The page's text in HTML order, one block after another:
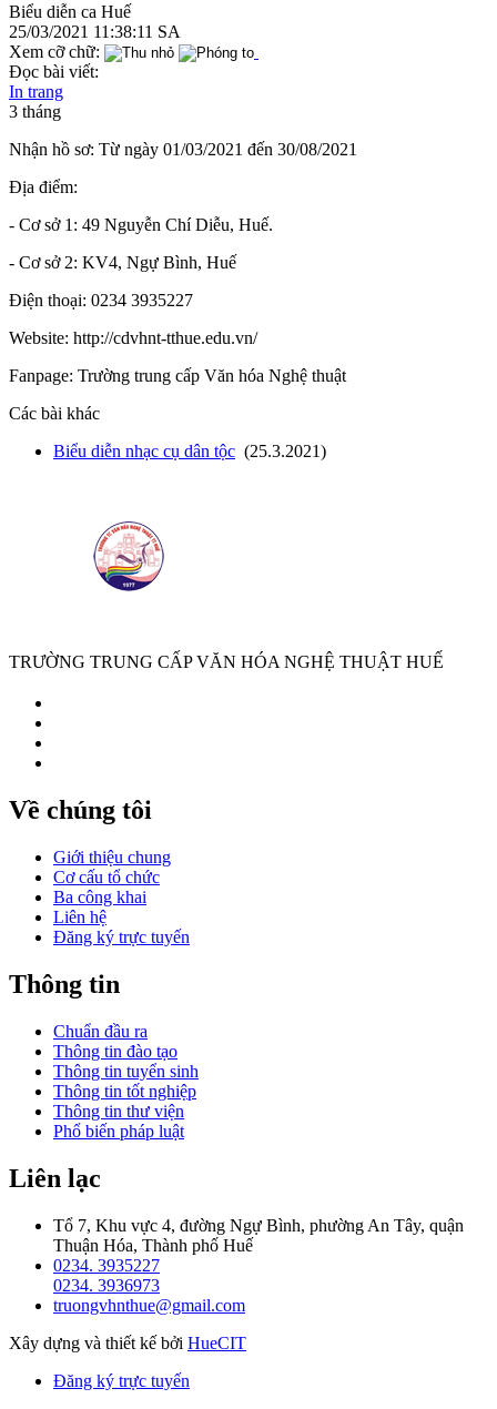
Biểu diễn ca Huế
25/03/2021 11:38:11 SA
Xem cỡ chữ:
Đọc bài viết:
In trang
3 tháng
Nhận hồ sơ: Từ ngày 01/03/2021 đến 30/08/2021
Địa điểm:
- Cơ sở 1: 49 Nguyễn Chí Diễu, Huế.
- Cơ sở 2: KV4, Ngự Bình, Huế
Điện thoại: 0234 3935227
Website: http://cdvhnt-tthue.edu.vn/
Fanpage: Trường trung cấp Văn hóa Nghệ thuật
Các bài khác
Biểu diễn nhạc cụ dân tộc (25.3.2021)
TRƯỜNG TRUNG CẤP VĂN HÓA NGHỆ THUẬT HUẾ
Về chúng tôi
Giới thiệu chung
Cơ cấu tổ chức
Ba công khai
Liên hệ
Đăng ký trực tuyến
Thông tin
Chuẩn đầu ra
Thông tin đào tạo
Thông tin tuyển sinh
Thông tin tốt nghiệp
Thông tin thư viện
Phổ biến pháp luật
Liên lạc
Tổ 7, Khu vực 4, đường Ngự Bình, phường An Tây, quận
Thuận Hóa, Thành phố Huế
0234. 3935227
0234. 3936973
truongvhnthue@gmail.com
Xây dựng và thiết kế bởi HueCIT
Đăng ký trực tuyến